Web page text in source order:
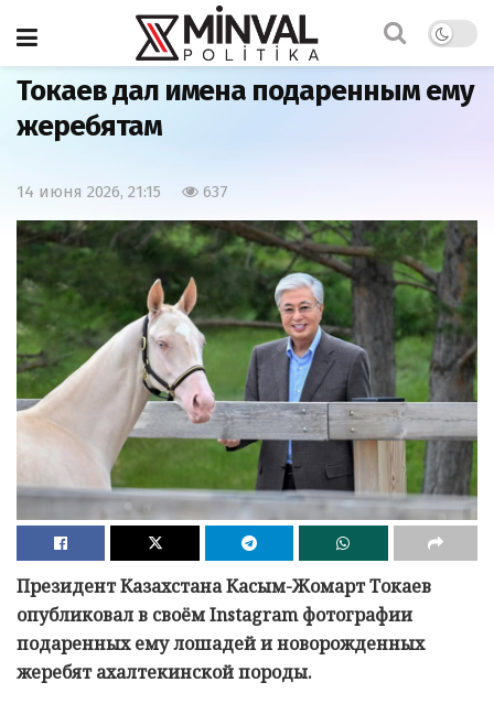
Главная
Токаев дал имена подаренным ему
жеребятам
14 июня 2026, 21:15 637
Президент Казахстана Касым-Жомарт Токаев
опубликовал в своём Instagram фотографии
подаренных ему лошадей и новорожденных
жеребят ахалтекинской породы.